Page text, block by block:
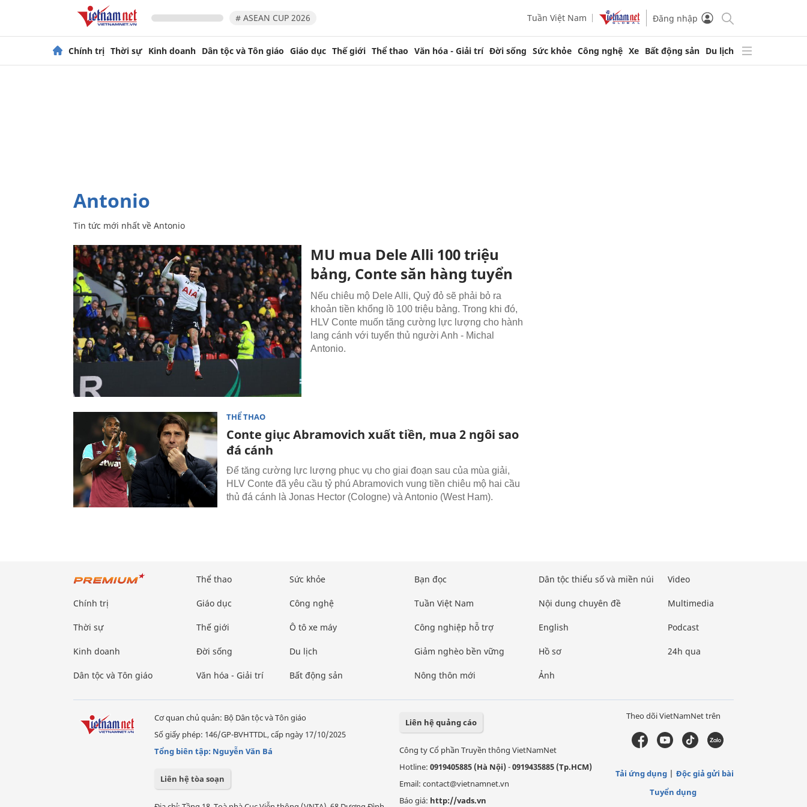
# ASEAN CUP 2026 Tuần Việt Nam Đăng nhập
Chính trị Thời sự Kinh doanh Dân tộc và Tôn giáo Giáo dục Thế giới Thể thao Văn hóa - Giải trí Đời sống Sức khỏe Công nghệ Xe Bất động sản Du lịch
Antonio
Tin tức mới nhất về Antonio
MU mua Dele Alli 100 triệu
bảng, Conte săn hàng tuyển
Nếu chiêu mộ Dele Alli, Quỷ đỏ sẽ phải bỏ ra
khoản tiền khổng lồ 100 triệu bảng. Trong khi đó,
HLV Conte muốn tăng cường lực lượng cho hành
lang cánh với tuyển thủ người Anh - Michal
Antonio.
THỂ THAO
Conte giục Abramovich xuất tiền, mua 2 ngôi sao
đá cánh
Để tăng cường lực lượng phục vụ cho giai đoạn sau của mùa giải,
HLV Conte đã yêu cầu tỷ phú Abramovich vung tiền chiêu mộ hai cầu
thủ đá cánh là Jonas Hector (Cologne) và Antonio (West Ham).
Chính trị
Thời sự
Kinh doanh
Dân tộc và Tôn giáo
Thể thao
Giáo dục
Thế giới
Đời sống
Văn hóa - Giải trí
Sức khỏe
Công nghệ
Ô tô xe máy
Du lịch
Bất động sản
Bạn đọc
Tuần Việt Nam
Công nghiệp hỗ trợ
Giảm nghèo bền vững
Nông thôn mới
Dân tộc thiểu số và miền núi
Nội dung chuyên đề
English
Hồ sơ
Ảnh
Video
Multimedia
Podcast
24h qua
Cơ quan chủ quản: Bộ Dân tộc và Tôn giáo
Số giấy phép: 146/GP-BVHTTDL, cấp ngày 17/10/2025
Tổng biên tập: Nguyễn Văn Bá
Liên hệ tòa soạn
Liên hệ quảng cáo
Công ty Cổ phần Truyền thông VietNamNet
Hotline: 0919405885 (Hà Nội)-0919435885 (Tp.HCM)
Email: contact@vietnamnet.vn
Báo giá: http://vads.vn
Theo dõi VietNamNet trên
Tải ứng dụng
Độc giả gửi bài
Tuyển dụng